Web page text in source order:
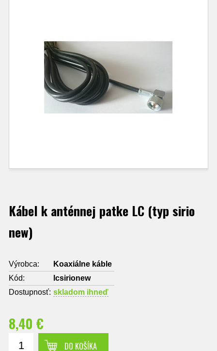
Kábel k anténnej patke LC (typ sirio
new)
Výrobca:
Koaxiálne káble
Kód:
lcsirionew
Dostupnosť: skladom ihneď
8,40 €
DO KOŠÍKA